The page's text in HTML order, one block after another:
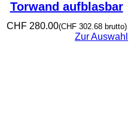
Torwand aufblasbar
CHF280.00(CHF302.68brutto)
Zur Auswahl